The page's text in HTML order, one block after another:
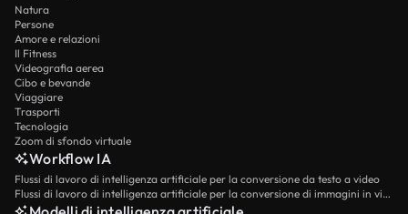
Natura
Persone
Amore e relazioni
Il Fitness
Videografia aerea
Cibo e bevande
Viaggiare
Trasporti
Tecnologia
Zoom di sfondo virtuale
Workflow IA
Flussi di lavoro di intelligenza artificiale per la conversione da testo a video
Flussi di lavoro di intelligenza artificiale per la conversione di immagini in video